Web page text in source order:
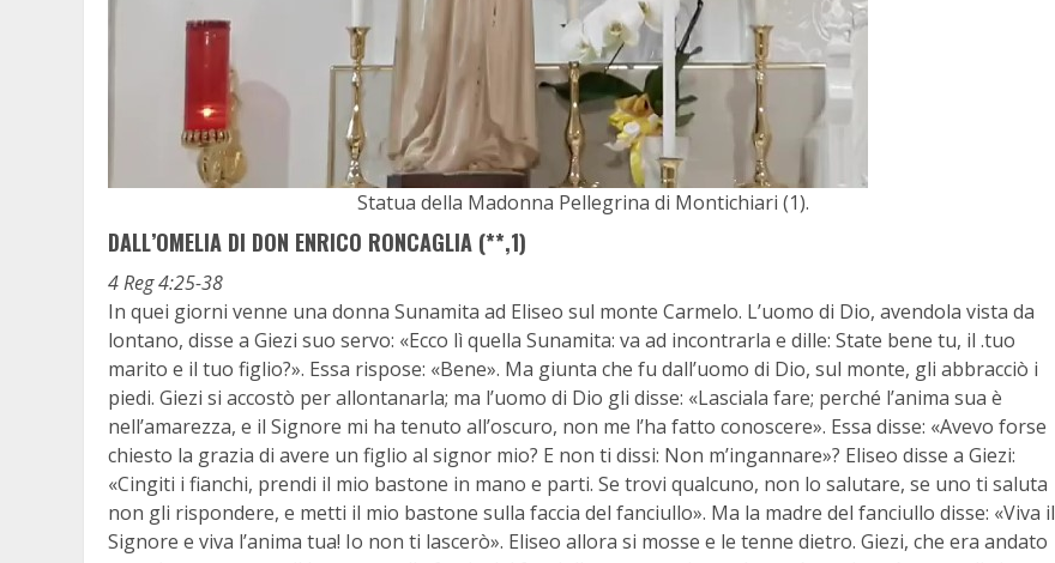
Statua della Madonna Pellegrina di Montichiari (1).
DALL’OMELIA DI DON ENRICO RONCAGLIA (**,1)
4 Reg 4:25-38
In quei giorni venne una donna Sunamita ad Eliseo sul monte Carmelo. L’uomo di Dio, avendola vista da
lontano, disse a Giezi suo servo: «Ecco lì quella Sunamita: va ad incontrarla e dille: State bene tu, il .tuo
marito e il tuo figlio?». Essa rispose: «Bene». Ma giunta che fu dall’uomo di Dio, sul monte, gli abbracciò i
piedi. Giezi si accostò per allontanarla; ma l’uomo di Dio gli disse: «Lasciala fare; perché l’anima sua è
nell’amarezza, e il Signore mi ha tenuto all’oscuro, non me l’ha fatto conoscere». Essa disse: «Avevo forse
chiesto la grazia di avere un figlio al signor mio? E non ti dissi: Non m’ingannare»? Eliseo disse a Giezi:
«Cingiti i fianchi, prendi il mio bastone in mano e parti. Se trovi qualcuno, non lo salutare, se uno ti saluta
non gli rispondere, e metti il mio bastone sulla faccia del fanciullo». Ma la madre del fanciullo disse: «Viva il
Signore e viva l’anima tua! Io non ti lascerò». Eliseo allora si mosse e le tenne dietro. Giezi, che era andato